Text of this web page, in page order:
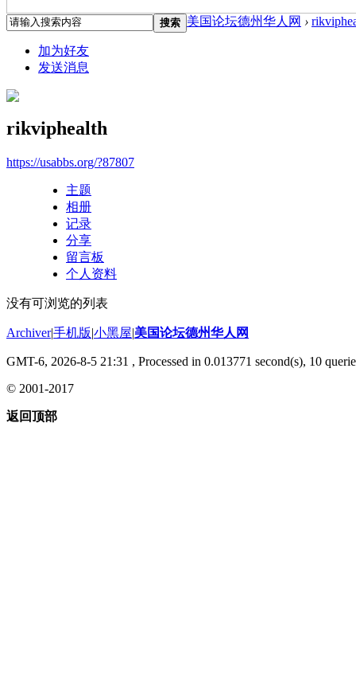
搜索 美国论坛德州华人网 ›
加为好友
发送消息
rikviphealth
https://usabbs.org/?87807
主题
相册
记录
分享
留言板
个人资料
没有可浏览的列表
Archiver|手机版|小黑屋|美国论坛德州华人网
GMT-6, 2026-8-5 21:31 , Processed in 0.013771 second(s), 10
© 2001-2017
返回顶部